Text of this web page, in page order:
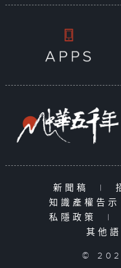
新聞稿 |
知識產權告示
私隱政策
|
其他
©